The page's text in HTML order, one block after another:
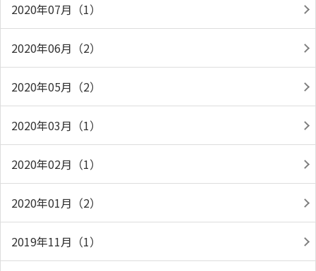
2020年07月（1）
2020年06月（2）
2020年05月（2）
2020年03月（1）
2020年02月（1）
2020年01月（2）
2019年11月（1）